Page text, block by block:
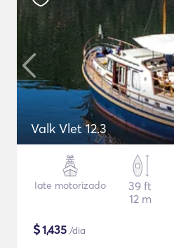
Valk Vlet 12.3
Iate motorizado
39 ft
12 m
$1,435 /dia